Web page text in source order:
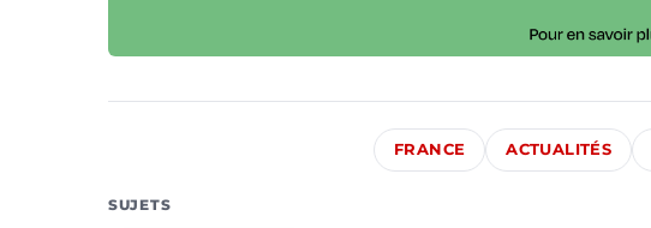
FRANCE ACTUALITÉS
SUJETS